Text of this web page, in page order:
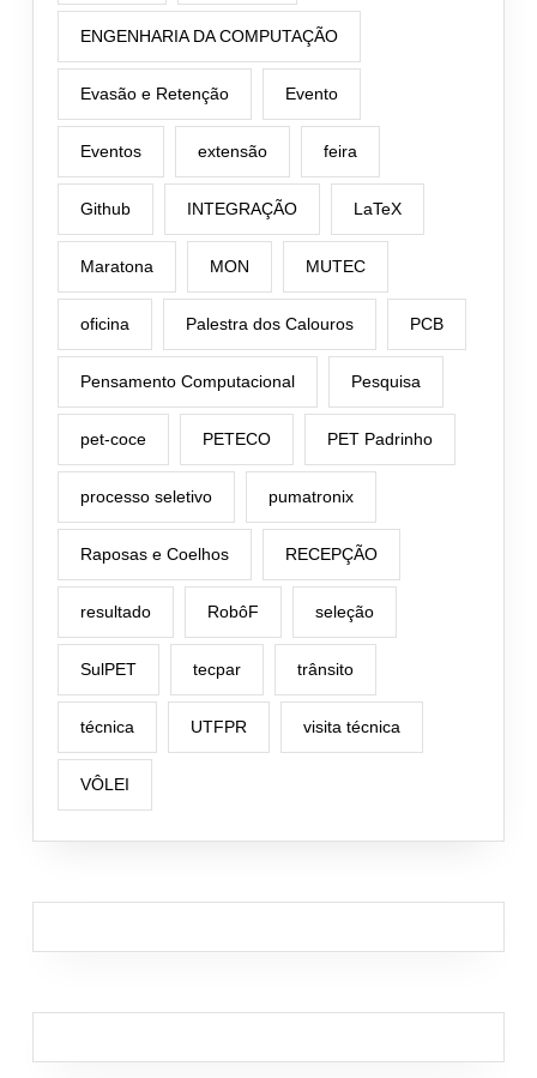
ENGENHARIA DA COMPUTAÇÃO
Evasão e Retenção Evento
Eventos extensão feira
Github INTEGRAÇÃO LaTeX
Maratona MON MUTEC
oficina Palestra dos Calouros PCB
Pensamento Computacional Pesquisa
pet-coce PETECO PET Padrinho
processo seletivo pumatronix
Raposas e Coelhos RECEPÇÃO
resultado RobôF seleção
SulPET tecpar trânsito
técnica UTFPR visita técnica
VÔLEI